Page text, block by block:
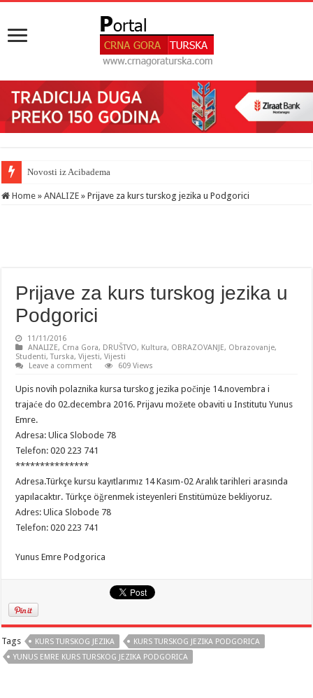
Šahman sa iseljenicima iz Crne Gore u Turskoj: Velika je važnost naše
Home » ANALIZE » Prijave za kurs turskog jezika u Podgorici
Prijave za kurs turskog jezika u
Podgorici
11/11/2016
ANALIZE, Crna Gora, DRUŠTVO, Kultura, OBRAZOVANJE, Obrazovanje,
Studenti,Turska,Vijesti,Vijesti
Leave a comment
609 Views
Upis novih polaznika kursa turskog jezika počinje 14.novembra i
trajaće do 02.decembra 2016. Prijavu možete obaviti u Institutu Yunus
Emre.
Adresa: Ulica Slobode 78
Telefon: 020 223 741
***************
Adresa.Türkçe kursu kayıtlarımız 14 Kasım-02 Aralık tarihleri arasında
yapılacaktır. Türkçe öğrenmek isteyenleri Enstitümüze bekliyoruz.
Adres: Ulica Slobode 78
Telefon: 020 223 741
Yunus Emre Podgorica
Tags KURS TURSKOG JEZIKA
KURS TURSKOG JEZIKA PODGORICA
YUNUS EMRE KURS TURSKOG JEZIKA PODGORICA